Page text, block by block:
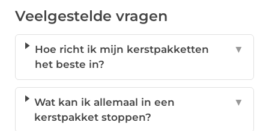
Veelgestelde vragen
Hoe richt ik mijn kerstpakketten
het beste in?
▼
Wat kan ik allemaal in een
kerstpakket stoppen?
▼